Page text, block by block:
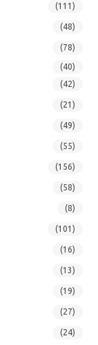
(111)
(48)
(78)
(40)
(42)
(21)
(49)
(55)
(156)
(58)
(8)
(101)
(16)
(13)
(19)
(27)
(24)